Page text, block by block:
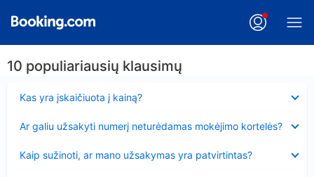
10 populiariausių klausimų
Kas yra įskaičiuota į kainą?
Ar galiu užsakyti numerį neturėdamas mokėjimo kortelės?
Kaip sužinoti, ar mano užsakymas yra patvirtintas?